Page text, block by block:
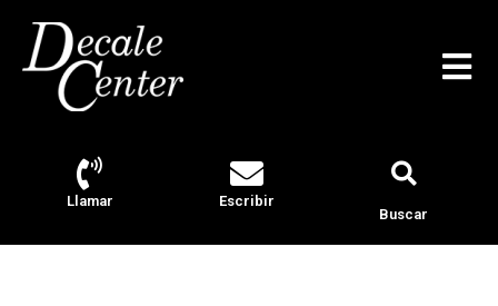
Llamar
Escribir
Buscar